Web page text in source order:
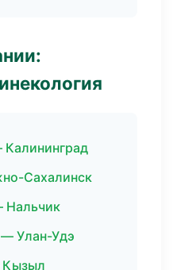
Сахалинск
Нальчик
Улан-Удэ
Кызыл